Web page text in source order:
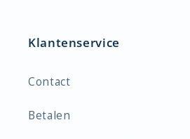
Klantenservice
Contact
Betalen